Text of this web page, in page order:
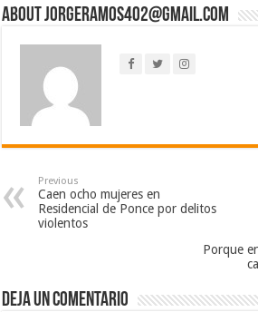
About jorgeramos402@gmail.com
Previous
Caen ocho mujeres en
Residencial de Ponce por delitos
violentos
Porque
Deja un comentario